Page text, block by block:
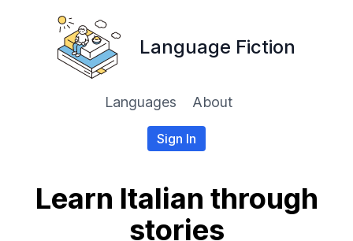
Language Fiction
Languages About
Sign In
Learn Italian through
stories